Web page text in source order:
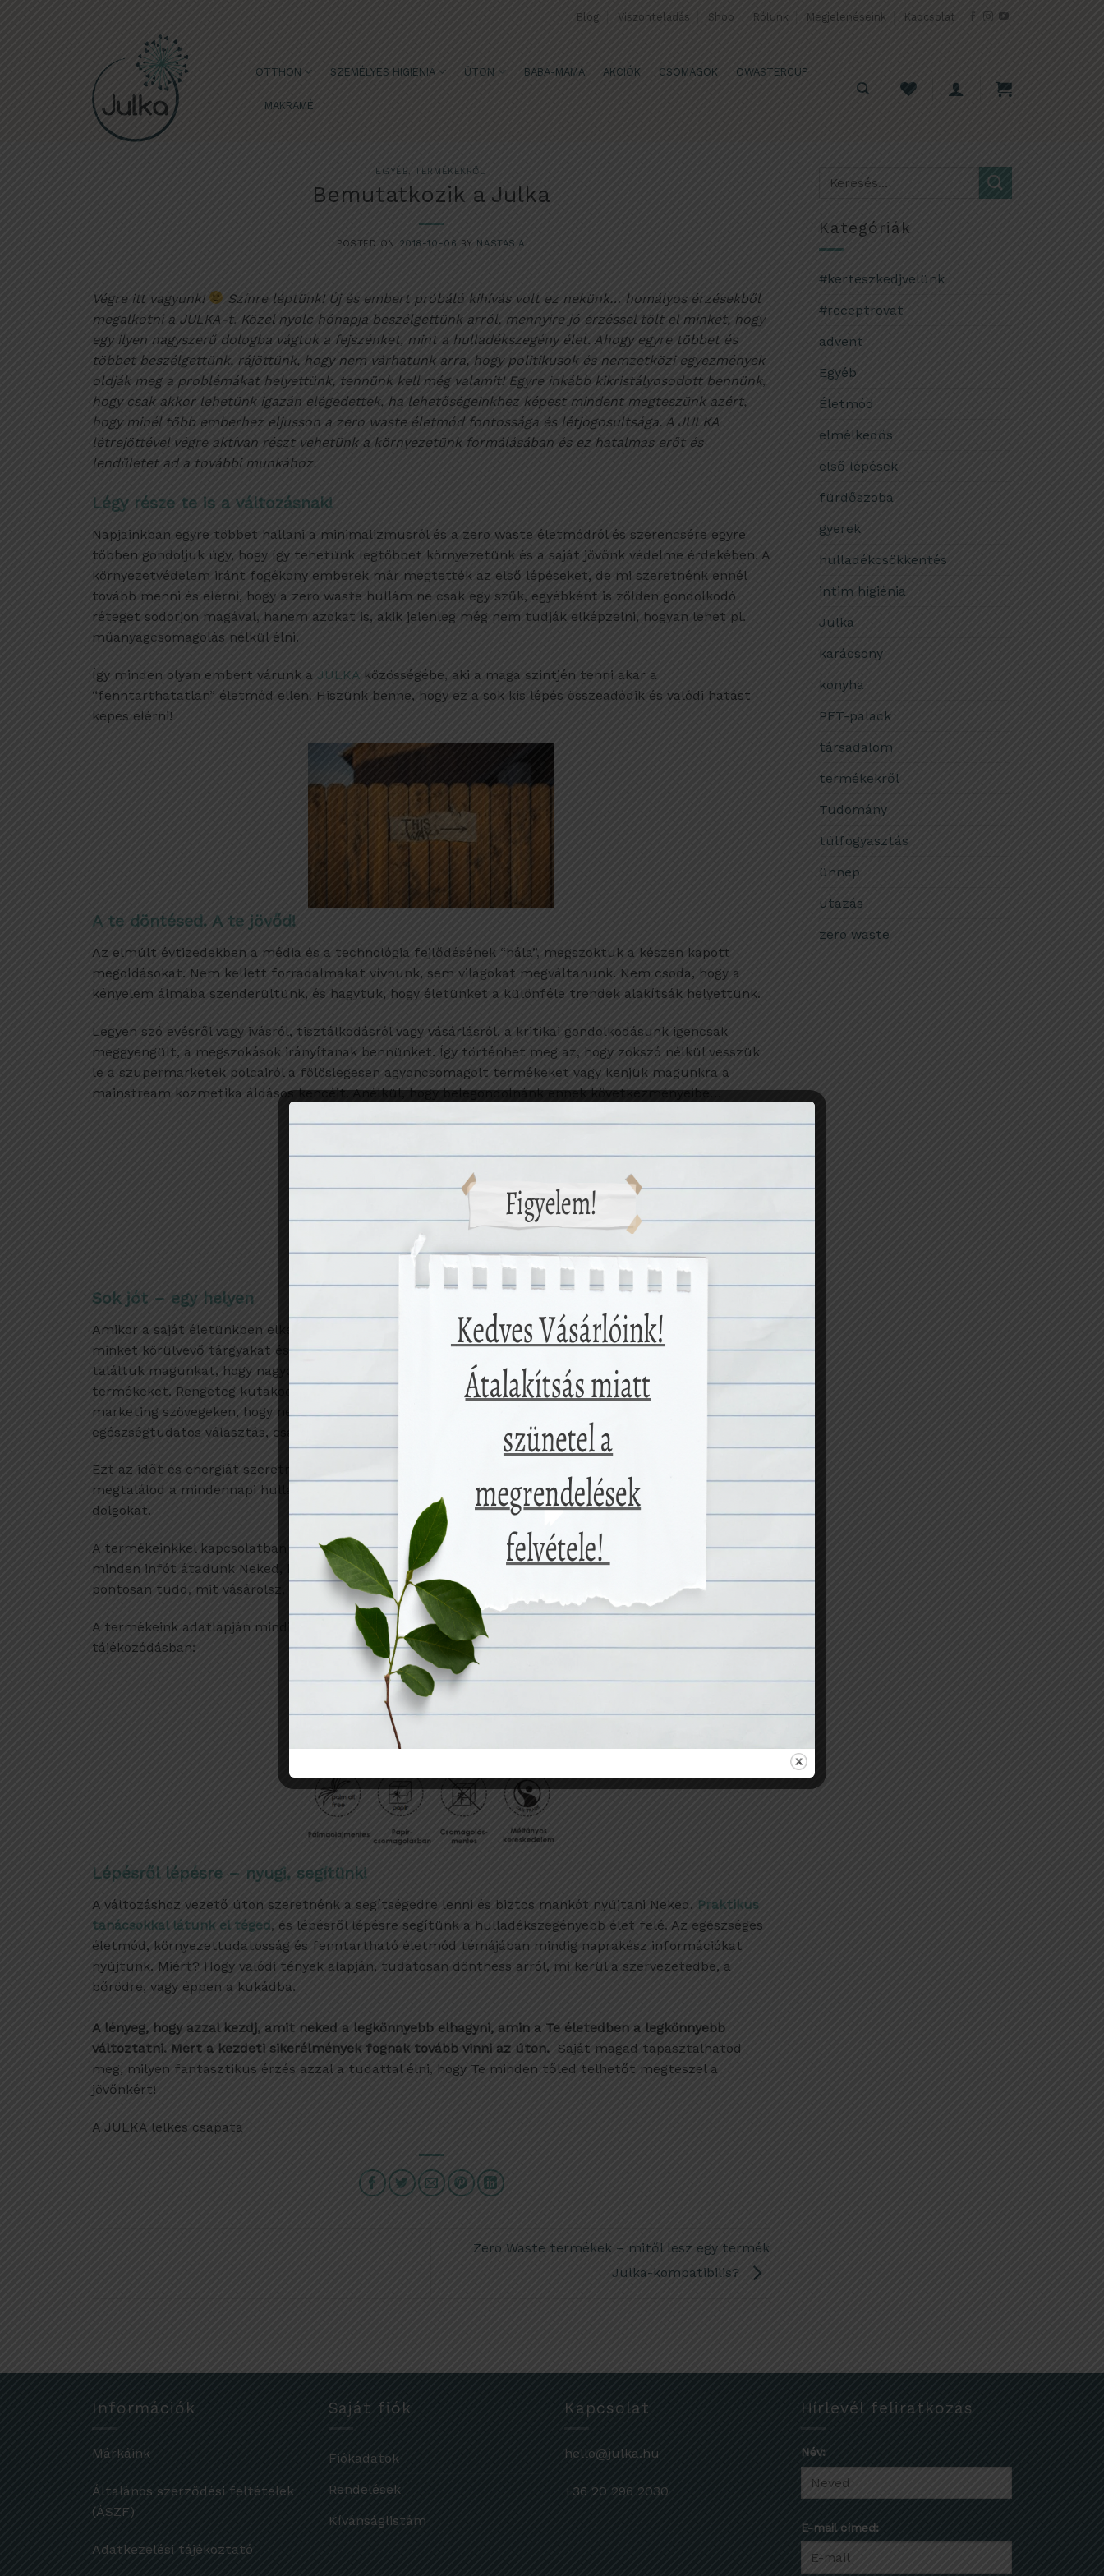
Blog Viszonteladás Shop Rólunk Megjelenéseink Kapcsolat
OTTHON SZEMÉLYES HIGIÉNIA ÚTON BABA-MAMA AKCIÓK CSOMAGOK OWASTERCUP
MAKRAMÉ
EGYÉB TERMÉKEKRŐL
Bemutatkozik a Julka
POSTED ON 2018-10-06 BY NASTASIA
Végre itt vagyunk!
Színre léptünk! Új és embert próbáló kihívás volt ez nekünk… homályos érzésekből
megalkotni a JULKA-t. Közel nyolc hónapja beszélgettünk arról, mennyire jó érzéssel tölt el minket, hogy
egy ilyen nagyszerű dologba vágtuk a fejszénket, mint a hulladékszegény élet. Ahogy egyre többet és
többet beszélgettünk, rájöttünk, hogy nem várhatunk arra, hogy politikusok és nemzetközi egyezmények
oldják meg a problémákat helyettünk, tennünk kell még valamit! Egyre inkább kikristályosodott bennünk,
hogy csak akkor lehetünk igazán elégedettek, ha lehetőségeinkhez képest mindent megteszünk azért,
hogy minél több emberhez eljusson a zero waste életmód fontossága és létjogosultsága. A JULKA
létrejöttével végre aktívan részt vehetünk a környezetünk formálásában és ez hatalmas erőt és
lendületet ad a további munkához.
Légy része te is a változásnak!
Napjainkban egyre többet hallani a minimalizmusról és a zero waste életmódról és szerencsére egyre
többen gondoljuk úgy, hogy így tehetünk legtöbbet környezetünk és a saját jövőnk védelme érdekében. A
környezetvédelem iránt fogékony emberek már megtették az első lépéseket, de mi szeretnénk ennél
tovább menni és elérni, hogy a zero waste hullám ne csak egy szűk, egyébként is zölden gondolkodó
réteget sodorjon magával, hanem azokat is, akik jelenleg még nem tudják elképzelni, hogyan lehet pl.
műanyagcsomagolás nélkül élni.
Így minden olyan embert várunk a JULKA közösségébe, aki a maga szintjén tenni akar a
“fenntarthatatlan” életmód ellen. Hiszünk benne, hogy ez a sok kis lépés összeadódik és valódi hatást
képes elérni!
A te döntésed. A te jövőd!
Az elmúlt évtizedekben a média és a technológia fejlődésének “hála”, megszoktuk a készen kapott
megoldásokat. Nem kellett forradalmakat vívnunk, sem világokat megváltanunk. Nem csoda, hogy a
kényelem álmába szenderültünk, és hagytuk, hogy életünket a különféle trendek alakítsák helyettünk.
Legyen szó evésről vagy ivásról, tisztálkodásról vagy vásárlásról, a kritikai gondolkodásunk igencsak
meggyengült, a megszokások irányítanak bennünket. Így történhet meg az, hogy zokszó nélkül vesszük
le a szupermarketek polcairól a fölöslegesen agyoncsomagolt termékeket vagy kenjük magunkra a
mainstream kozmetika áldásos kencéit. Anélkül, hogy belegondolnánk ennek következményeibe…
Sok jót – egy helyen
Amikor a saját életünkben elkezdtük tudatosan kiválasztani az élelmiszereket, a kozmetikumokat, a
minket körülvevő tárgyakat és elkezdtük a hulladékcsökkentést, az első probléma, amivel szemben
találtuk magunkat, hogy nagyon sok helyről kellett összevadászni a megfelelő információkat és
termékeket. Rengeteg kutakodással, tanulással és persze idővel járt, hogy átlássunk a homályos
marketing szövegeken, hogy ne higgyük el valamiről azonnal, hogy környezettudatos vagy
egészségtudatos választás, csak azért mert öko, bio, natúr, stb. jelzőket aggatnak rájuk.
Ezt az időt és energiát szeretnénk megspórolni neked, vagy legalábbis csökkenteni. Nálunk
megtalálod a mindennapi hulladékszegény életmód kialakításához és fenntartásához szükséges
dolgokat.
A termékeinkkel kapcsolatban a gyártás helyétől, a részletes összetételig és pontos csomagolásig
minden infót átadunk Neked, hogy felelősségteljesen dönthess vásárlásod során. Szeretnénk, hogy
pontosan tudd, mit vásárolsz, nem csak úgy körülbelül!
A termékeink adatlapján mindig megtalálod az oda vonatkozó ikonokat, amelyek segítenek a
tájékozódásban:
Lépésről lépésre – nyugi, segítünk!
A változáshoz vezető úton szeretnénk a segítségedre lenni és biztos mankót nyújtani Neked. Praktikus
tanácsokkal látunk el téged, és lépésről lépésre segítünk a hulladékszegényebb élet felé. Az egészséges
életmód, környezettudatosság és fenntartható életmód témájában mindig naprakész információkat
nyújtunk. Miért? Hogy valódi tények alapján, tudatosan dönthess arról, mi kerül a szervezetedbe, a
bőrödre, vagy éppen a kukádba.
A lényeg, hogy azzal kezdj, amit neked a legkönnyebb elhagyni, amin a Te életedben a legkönnyebb
változtatni. Mert a kezdeti sikerélmények fognak tovább vinni az úton. Saját magad tapasztalhatod
meg, milyen fantasztikus érzés azzal a tudattal élni, hogy Te minden tőled telhetőt megteszel a
jövőnkért!
A JULKA lelkes csapata
Zero Waste termékek – mitől lesz egy termék
Julka-kompatibilis?
Kategóriák
#kertészkedjvelünk
#receptrovat
advent
Egyéb
Életmód
elmélkedős
első lépések
fürdőszoba
gyerek
hulladékcsökkentés
intim higiénia
Julka
karácsony
konyha
PET-palack
társadalom
termékekről
Tudomány
túlfogyasztás
ünnep
utazás
zero waste
Információk
Márkáink
Általános szerződési feltételek
(ÁSZF)
Adatkezelési tájékoztató
Saját fiók
Fiókadatok
Rendelések
Kívánságlistám
Kapcsolat
hello@julka.hu
+36 20 296 2030
Hírlevél feliratkozás
Név:
E-mail címed: